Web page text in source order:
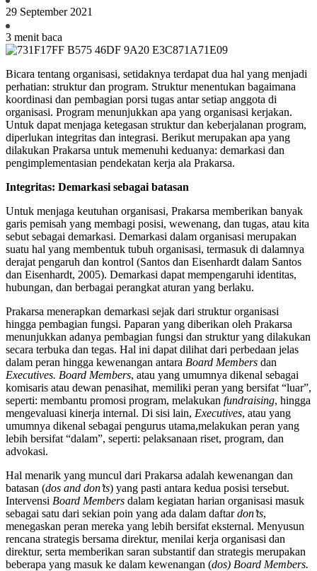
29 September 2021
3 menit baca
Bicara tentang organisasi, setidaknya terdapat dua hal yang menjadi
perhatian: struktur dan program. Struktur menentukan bagaimana
koordinasi dan pembagian porsi tugas antar setiap anggota di
organisasi. Program menunjukkan apa yang organisasi kerjakan.
Untuk dapat menjaga ketegasan struktur dan keberjalanan program,
diperlukan integritas dan integrasi. Berikut merupakan apa yang
dilakukan Prakarsa untuk memenuhi keduanya: demarkasi dan
pengimplementasian pendekatan kerja ala Prakarsa.
Integritas: Demarkasi sebagai batasan
Untuk menjaga keutuhan organisasi, Prakarsa memberikan banyak
garis pemisah yang membagi posisi, wewenang, dan tugas, atau kita
sebut sebagai demarkasi. Demarkasi dalam organisasi merupakan
suatu hal yang membentuk tubuh organisasi, termasuk di dalamnya
derajat pengaruh dan kontrol (Santos dan Eisenhardt dalam Santos
dan Eisenhardt, 2005). Demarkasi dapat mempengaruhi identitas,
hubungan, dan berbagai perangkat aturan yang berlaku.
Prakarsa menerapkan demarkasi sejak dari struktur organisasi
hingga pembagian fungsi. Paparan yang diberikan oleh Prakarsa
menunjukkan adanya pembagian fungsi dan struktur yang dilakukan
secara terbuka dan tegas. Hal ini dapat dilihat dari perbedaan jelas
dalam peran hingga kewenangan antara Board Members dan
Executives. Board Members, atau yang umumnya dikenal sebagai
komisaris atau dewan penasihat, memiliki peran yang bersifat “luar”,
seperti: membantu promosi program, melakukan fundraising, hingga
mengevaluasi kinerja internal. Di sisi lain, Executives, atau yang
umumnya dikenal sebagai pengurus utama,melakukan peran yang
lebih bersifat “dalam”, seperti: pelaksanaan riset, program, dan
advokasi.
Hal menarik yang muncul dari Prakarsa adalah kewenangan dan
batasan (dos and don’ts) yang pasti antara kedua posisi tersebut.
Intervensi Board Members dalam kegiatan harian organisasi masuk
sebagai satu dari sekian poin yang ada dalam daftardon’ts,
menegaskan peran mereka yang lebih bersifat eksternal. Menyusun
rencana strategis bersama direktur, menilai kerja organisasi dan
direktur, serta memberikan saran substantif dan strategis merupakan
beberapa yang masuk ke dalam kewenangan (dos) Board Members.